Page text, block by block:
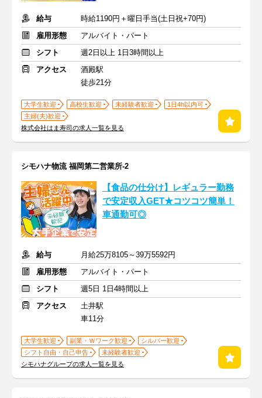
給与
時給1190円＋曜日手当(土日祝+70円)
雇用形態
アルバイト・パート
シフト
週2日以上 1日3時間以上
アクセス
酒殿駅
徒歩21分
大学生歓迎 高校生歓迎 未経験者歓迎
1日4h以内可
主婦(夫)歓迎
株式会社はま寿司の求人一覧を見る
シモハナ物流 福岡第二営業所-2
【食品の仕分け】レギュラー勤務
で安定収入GET★コツコツ簡単！
車通勤可◎
給与
月給25万8105～39万5592円
雇用形態
アルバイト・パート
シフト
週5日 1日4時間以上
アクセス
土井駅
車11分
大学生歓迎 副業・Ｗワーク歓迎
シルバー歓迎
シフト自由・自己申告
未経験者歓迎
シモハナグループの求人一覧を見る